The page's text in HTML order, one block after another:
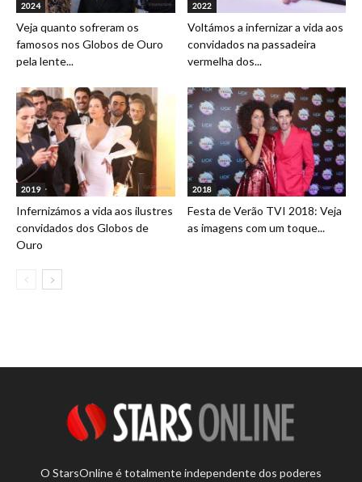
2024
Veja quanto sofreram os
famosos nos Globos de Ouro
pela lente...
2022
Voltámos a infernizar a vida aos
convidados na passadeira
vermelha dos...
2019
Infernizámos a vida aos ilustres
convidados dos Globos de
Ouro
2018
Festa de Verão TVI 2018: Veja
as imagens com um toque...
O StarsOnline é totalmente independente dos poderes